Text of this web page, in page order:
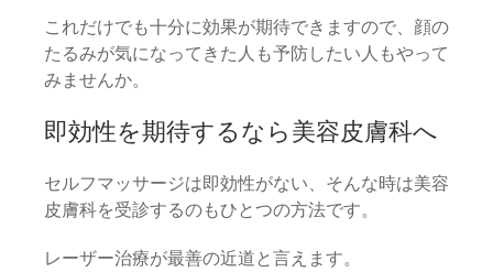
これだけでも十分に効果が期待できますので、顔の
たるみが気になってきた人も予防したい人もやって
みませんか。
即効性を期待するなら美容皮膚科へ
セルフマッサージは即効性がない、そんな時は美容
皮膚科を受診するのもひとつの方法です。
レーザー治療が最善の近道と言えます。